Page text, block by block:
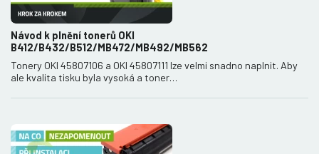
Návod k plnění tonerů OKI
B412/B432/B512/MB472/MB492/MB562
Tonery OKI 45807106 a OKI 45807111 lze velmi snadno naplnit. Aby
ale kvalita tisku byla vysoká a toner…